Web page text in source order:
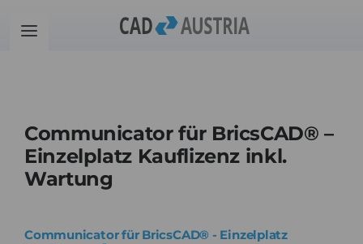
InhaltToggle
Schulung
Kontakt
Download
Communicator für BricsCAD® –
Einzelplatz Kauflizenz inkl.
Wartung
Communicator für BricsCAD® - Einzelplatz